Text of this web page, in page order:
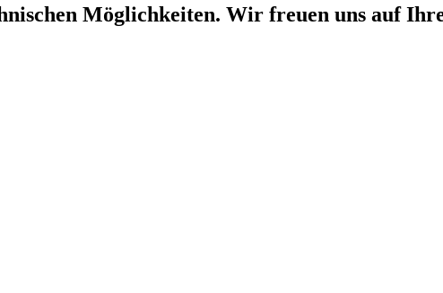
Möglichkeiten. Wir freuen uns auf